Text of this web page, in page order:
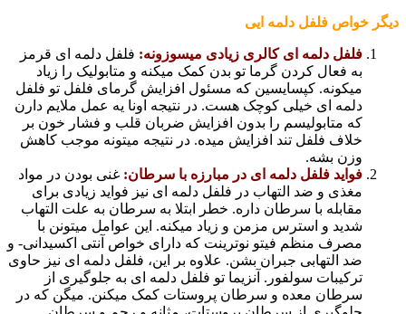
دیگر خواص فلفل دلمه ایی
فلفل دلمه ای کالری زیادی میسوزونه: فلفل دلمه ای قرمز
به فعال کردن گرما تو بدن کمک میکنه و متابولیک را زیاد
میکونه. کپسایسین که مسئول افزایش گرمای فلفل تو فلفل
دلمه ای خیلی کوچک هست. در نتیجه اونا یه عمل ملایم دارن
که متابولیسم را بدون افزایش ضربان قلب و فشار خون بر
خلاف فلفل تند افزایش میده. در نتیجه میتونه موجب کاهش
وزن بشه.
فواید فلفل دلمه ای در مبارزه با سرطان: غنی بودن در مواد
مغذی و ضد التهاب در فلفل دلمه ای نیز فواید زیادی برای
مقابله با سرطان داره. خطر ابتلا به سرطان به علت التهاب
شدید و استرس مزمن و زیاد میکنه. این عوامل میتونن با
مصرف منظم فیتو نوترینت که دارای خواص آنتی اکسیدانی- و
ضد التهابی جبران بشن. علاوه بر این، فلفل دلمه ای نیز حاوی
ترکیبات سولفور. آنزیما تو فلفل دلمه ای به جلوگیری از
سرطان معده و سرطان پروستات کمک میکنن. میگن که در